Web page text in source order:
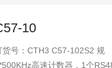
10
CTH3 C57-102S2 规 格：32MB程序数据空间，64KB掉电保持数据，55M扩展总线，24V DC电源，10路数字量输入，
高速计数器，1个